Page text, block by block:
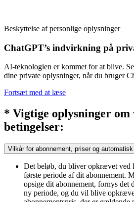
Beskyttelse af personlige oplysninger
ChatGPT’s indvirkning på
AI-teknologien er kommet for at blive.
dine private oplysninger, når du bruger
Fortsæt med at læse
* Vigtige oplysninger
betingelser:
Vilkår for abonnement, priser og
Det beløb, du bliver opkrævet ved
første periode af dit abonnement.
opsige dit abonnement, fornys det
ny periode, og du vil blive